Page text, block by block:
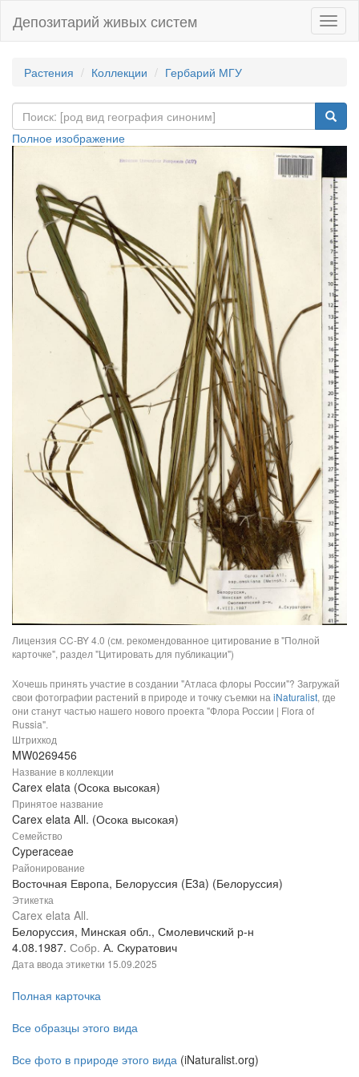
Депозитарий живых систем
Растения Коллекции Гербарий МГУ
Полное изображение
Лицензия CC-BY 4.0 (см. рекомендованное цитирование в "Полной
карточке", раздел "Цитировать для публикации")
Хочешь принять участие в создании "Атласа флоры России"? Загружай
свои фотографии растений в природе и точку съемки наiNaturalist, где
они станут частью нашего нового проекта "Флора России | Flora of
Russia".
Штрихкод
MW0269456
Название в коллекции
Carex elata (Осока высокая)
Принятое название
Carex elata All. (Осока высокая)
Семейство
Cyperaceae
Районирование
Восточная Европа, Белоруссия (E3a) (Белоруссия)
Этикетка
Carex elata All.
Белоруссия, Минская обл., Смолевичский р-н
4.08.1987. Собр. А. Скуратович
Дата ввода этикетки 15.09.2025
Полная карточка
Все образцы этого вида
Все фото в природе этого вида (iNaturalist.org)